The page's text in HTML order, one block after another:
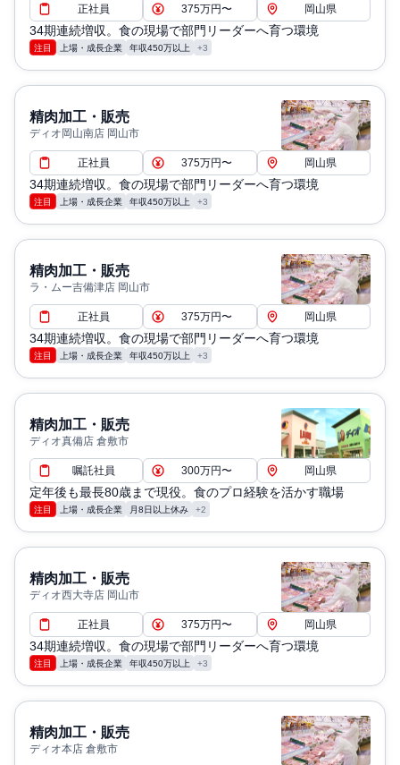
正社員 375万円〜 岡山県
34期連続増収。食の現場で部門リーダーへ育つ環境
注目 上場・成長企業 年収450万以上 +3
精肉加工・販売
ディオ岡山南店 岡山市
正社員 375万円〜 岡山県
34期連続増収。食の現場で部門リーダーへ育つ環境
注目 上場・成長企業 年収450万以上 +3
精肉加工・販売
ラ・ムー吉備津店 岡山市
正社員 375万円〜 岡山県
34期連続増収。食の現場で部門リーダーへ育つ環境
注目 上場・成長企業 年収450万以上 +3
精肉加工・販売
ディオ真備店 倉敷市
嘱託社員 300万円〜 岡山県
定年後も最長80歳まで現役。食のプロ経験を活かす職場
注目 上場・成長企業 月8日以上休み +2
精肉加工・販売
ディオ西大寺店 岡山市
正社員 375万円〜 岡山県
34期連続増収。食の現場で部門リーダーへ育つ環境
注目 上場・成長企業 年収450万以上 +3
精肉加工・販売
ディオ本店 倉敷市